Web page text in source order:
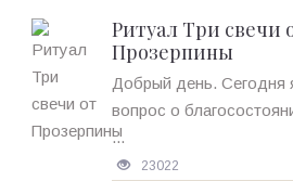
Ритуал Три свечи
Прозерпины
Добрый день. Сегодня
вопрос о
...
23022